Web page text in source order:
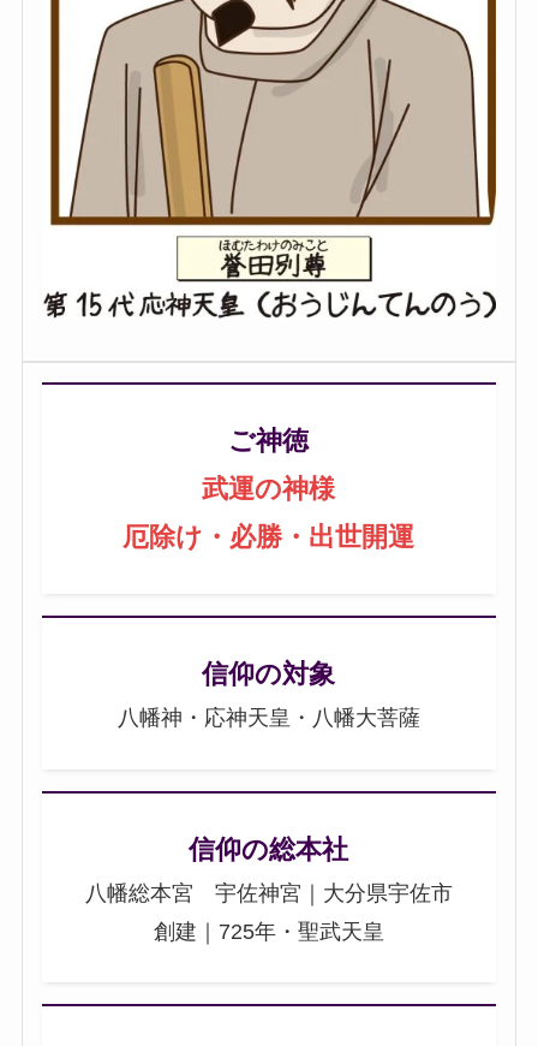
ご神徳
武運の神様
厄除け・必勝・出世開運
信仰の対象
八幡神・応神天皇・八幡大菩薩
信仰の総本社
八幡総本宮 宇佐神宮｜大分県宇佐市
創建｜725年・聖武天皇